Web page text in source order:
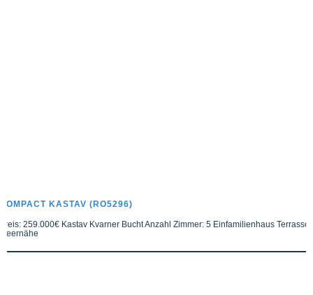
COMPACT KASTAV (RO5296)
Preis: 259.000€ Kastav Kvarner Bucht Anzahl Zimmer: 5 Einfamilienhaus Terrasse
Meernähe